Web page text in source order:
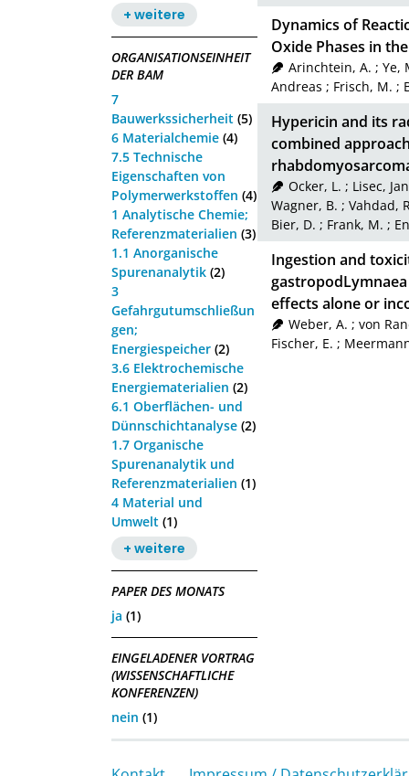
+ weitere
ORGANISATIONSEINHEIT
DER BAM
7
Bauwerkssicherheit (5)
6 Materialchemie (4)
7.5 Technische
Eigenschaften von
Polymerwerkstoffen (4)
1 Analytische Chemie;
Referenzmaterialien (3)
1.1 Anorganische
Spurenanalytik (2)
3
Gefahrgutumschließun
gen;
Energiespeicher (2)
3.6 Elektrochemische
Energiematerialien (2)
6.1 Oberflächen- und
Dünnschichtanalyse (2)
1.7 Organische
Spurenanalytik und
Referenzmaterialien (1)
4 Material und
Umwelt (1)
+ weitere
PAPER DES MONATS
ja (1)
EINGELADENER VORTRAG
(WISSENSCHAFTLICHE
KONFERENZEN)
nein (1)
Dynamics of
Oxide Phases in
Arinchtein, A. ; Ye,
Andreas ; Frisch, M. ;
Hypericin and its
combined
Ocker, L. ; Lisec, Jan
Wagner, B. ; Vahdad,
Bier, D. ; Frank, M. ;
Ingestion and
effects alone or
Weber, A. ; von
Fischer, E. ;